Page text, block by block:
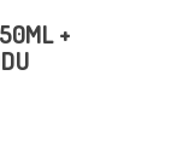
+